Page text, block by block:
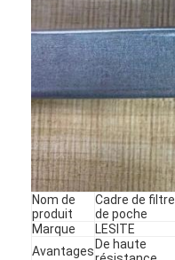
Nom de
produit
Cadre de filtre
de poche
Marque
LESITE
Avantages De haute